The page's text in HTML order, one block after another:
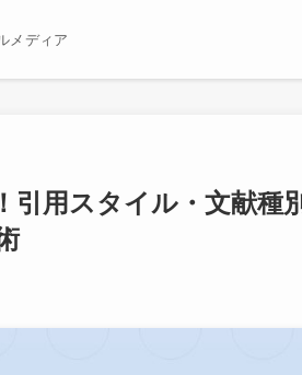
メディア
用スタイル・文献種